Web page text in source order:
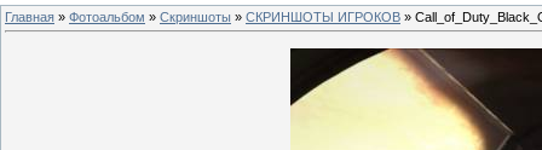
Главная » Фотоальбом » Скриншоты » СКРИНШОТЫ ИГРОКОВ »